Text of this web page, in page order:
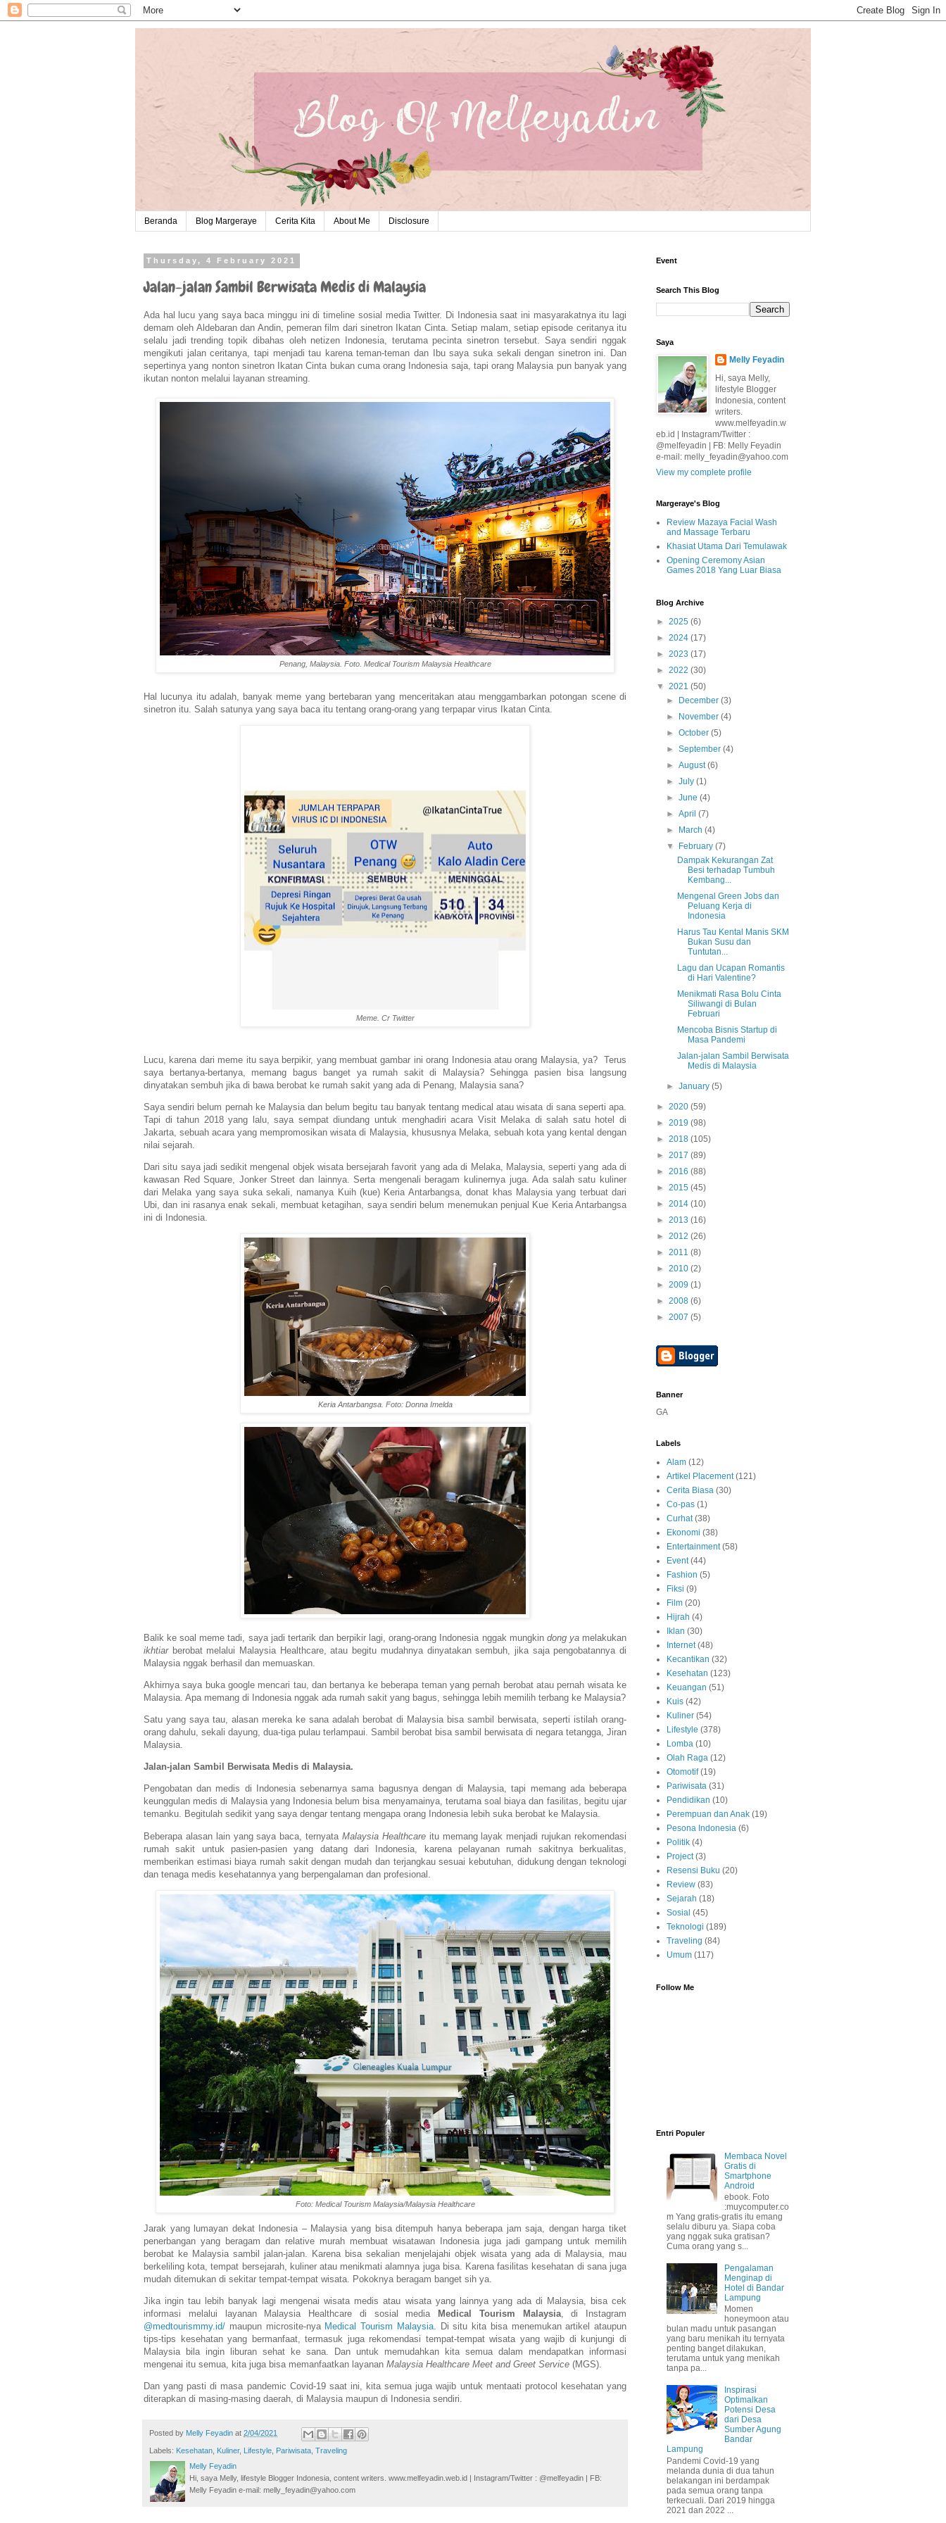
Beranda Blog Margeraye Cerita Kita About Me Disclosure
Thursday, 4 February 2021
Jalan-jalan Sambil Berwisata Medis di Malaysia
Ada hal lucu yang saya baca minggu ini di timeline sosial media Twitter. Di Indonesia saat ini masyarakatnya itu lagi
demam oleh Aldebaran dan Andin, pemeran film dari sinetron Ikatan Cinta. Setiap malam, setiap episode ceritanya itu
selalu jadi trending topik dibahas oleh netizen Indonesia, terutama pecinta sinetron tersebut. Saya sendiri nggak
mengikuti jalan ceritanya, tapi menjadi tau karena teman-teman dan Ibu saya suka sekali dengan sinetron ini. Dan
sepertinya yang nonton sinetron Ikatan Cinta bukan cuma orang Indonesia saja, tapi orang Malaysia pun banyak yang
ikutan nonton melalui layanan streaming.
Penang, Malaysia. Foto. Medical Tourism Malaysia Healthcare
Hal lucunya itu adalah, banyak meme yang bertebaran yang menceritakan atau menggambarkan potongan scene di
sinetron itu. Salah satunya yang saya baca itu tentang orang-orang yang terpapar virus Ikatan Cinta.
Meme. Cr Twitter
Lucu, karena dari meme itu saya berpikir, yang membuat gambar ini orang Indonesia atau orang Malaysia, ya?
Terus
saya bertanya-bertanya, memang bagus banget ya rumah sakit di Malaysia? Sehingga pasien bisa langsung
dinyatakan sembuh jika di bawa berobat ke rumah sakit yang ada di Penang, Malaysia sana?
Saya sendiri belum pernah ke Malaysia dan belum begitu tau banyak tentang medical atau wisata di sana seperti apa.
Tapi di tahun 2018 yang lalu, saya sempat diundang untuk menghadiri acara Visit Melaka di salah satu hotel di
Jakarta, sebuah acara yang mempromosikan wisata di Malaysia, khususnya Melaka, sebuah kota yang kental dengan
nilai sejarah.
Dari situ saya jadi sedikit mengenal objek wisata bersejarah favorit yang ada di Melaka, Malaysia, seperti yang ada di
kawasan Red Square, Jonker Street dan lainnya. Serta mengenali beragam kulinernya juga. Ada salah satu kuliner
dari Melaka yang saya suka sekali, namanya Kuih (kue) Keria Antarbangsa, donat khas Malaysia yang terbuat dari
Ubi, dan ini rasanya enak sekali, membuat ketagihan, saya sendiri belum menemukan penjual Kue Keria Antarbangsa
ini di Indonesia.
Keria Antarbangsa. Foto: Donna Imelda
Balik ke soal meme tadi, saya jadi tertarik dan berpikir lagi, orang-orang Indonesia nggak mungkin dong yamelakukan
ikhtiarberobat melalui Malaysia Healthcare, atau begitu mudahnya dinyatakan sembuh, jika saja pengobatannya di
Malaysia nggak berhasil dan memuaskan.
Akhirnya saya buka google mencari tau, dan bertanya ke beberapa teman yang pernah berobat atau pernah wisata ke
Malaysia. Apa memang di Indonesia nggak ada rumah sakit yang bagus, sehingga lebih memilih terbang ke Malaysia?
Satu yang saya tau, alasan mereka ke sana adalah berobat di Malaysia bisa sambil berwisata, seperti istilah orang-
orang dahulu, sekali dayung, dua-tiga pulau terlampaui. Sambil berobat bisa sambil berwisata di negara tetangga, Jiran
Malaysia.
Jalan-jalan Sambil Berwisata Medis di Malaysia.
Pengobatan dan medis di Indonesia sebenarnya sama bagusnya dengan di Malaysia, tapi memang ada beberapa
keunggulan medis di Malaysia yang Indonesia belum bisa menyamainya, terutama soal biaya dan fasilitas, begitu ujar
temanku. Begitulah sedikit yang saya dengar tentang mengapa orang Indonesia lebih suka berobat ke Malaysia.
Beberapa alasan lain yang saya baca, ternyata Malaysia Healthcareitu memang layak menjadi rujukan rekomendasi
rumah sakit untuk pasien-pasien yang datang dari Indonesia, karena pelayanan rumah sakitnya berkualitas,
memberikan estimasi biaya rumah sakit dengan mudah dan terjangkau sesuai kebutuhan, didukung dengan teknologi
dan tenaga medis kesehatannya yang berpengalaman dan profesional.
Foto: Medical Tourism Malaysia/Malaysia Healthcare
Jarak yang lumayan dekat Indonesia – Malaysia yang bisa ditempuh hanya beberapa jam saja, dengan harga tiket
penerbangan yang beragam dan relative murah membuat wisatawan Indonesia juga jadi gampang untuk memilih
berobat ke Malaysia sambil jalan-jalan. Karena bisa sekalian menjelajahi objek wisata yang ada di Malaysia, mau
berkeliling kota, tempat bersejarah, kuliner atau menikmati alamnya juga bisa. Karena fasilitas kesehatan di sana juga
mudah ditemukan di sekitar tempat-tempat wisata. Pokoknya beragam banget sih ya.
Jika ingin tau lebih banyak lagi mengenai wisata medis atau wisata yang lainnya yang ada di Malaysia, bisa cek
informasi melalui layanan Malaysia Healthcare di sosial media
Medical Tourism Malaysia, di Instagram
@medtourismmy.id/ maupun microsite-nya Medical Tourism Malaysia. Di situ kita bisa menemukan artikel ataupun
tips-tips kesehatan yang bermanfaat, termasuk juga rekomendasi tempat-tempat wisata yang wajib di kunjungi di
Malaysia bila ingin liburan sehat ke sana. Dan untuk memudahkan kita semua dalam mendapatkan informasi
mengenai itu semua, kita juga bisa memanfaatkan layanan Malaysia Healthcare Meet and Greet Service (MGS).
Dan yang pasti di masa pandemic Covid-19 saat ini, kita semua juga wajib untuk mentaati protocol kesehatan yang
diterapkan di masing-masing daerah, di Malaysia maupun di Indonesia sendiri.
Posted by Melly Feyadin at 2/04/2021
Labels: Kesehatan Kuliner, Lifestyle Pariwisata Traveling
Melly Feyadin
Hi, saya Melly, lifestyle Blogger Indonesia, content writers. www.melfeyadin.web.id | Instagram/Twitter : @melfeyadin | FB:
Melly Feyadin e-mail: melly_feyadin@yahoo.com
Event
Search This Blog
Saya
Melly Feyadin
Hi, saya Melly,
lifestyle Blogger
Indonesia, content
writers.
www.melfeyadin.w
eb.id | Instagram/Twitter :
@melfeyadin | FB: Melly Feyadin
e-mail: melly_feyadin@yahoo.com
View my complete profile
Margeraye's Blog
Review Mazaya Facial Wash
and Massage Terbaru
Khasiat Utama Dari Temulawak
Opening Ceremony Asian
Games 2018 Yang Luar Biasa
Blog Archive
► 2025 (6)
► 2024 (17)
► 2023 (17)
► 2022 (30)
▼ 2021 (50)
►
December(3)
►
November(4)
►October(5)
►September(4)
►August(6)
►July(1)
►June(4)
►April(7)
►
March(4)
▼
February(7)
Dampak Kekurangan Zat
Besi terhadap Tumbuh
Kembang...
Mengenal Green Jobs dan
Peluang Kerja di
Indonesia
Harus Tau Kental Manis SKM
Bukan Susu dan
Tuntutan...
Lagu dan Ucapan Romantis
di Hari Valentine?
Menikmati Rasa Bolu Cinta
Siliwangi di Bulan
Februari
Mencoba Bisnis Startup di
Masa Pandemi
Jalan-jalan Sambil Berwisata
Medis di Malaysia
►January(5)
► 2020 (59)
► 2019 (98)
► 2018 (105)
► 2017 (89)
► 2016 (88)
► 2015 (45)
► 2014 (10)
► 2013 (16)
► 2012 (26)
► 2011 (8)
► 2010 (2)
► 2009 (1)
► 2008 (6)
► 2007 (5)
Banner
GA
Labels
Alam (12)
Artikel Placement (121)
Cerita Biasa (30)
Co-pas (1)
Curhat (38)
Ekonomi (38)
Entertainment (58)
Event (44)
Fashion (5)
Fiksi (9)
Film (20)
Hijrah (4)
Iklan (30)
Internet (48)
Kecantikan (32)
Kesehatan (123)
Keuangan (51)
Kuis (42)
Kuliner (54)
Lifestyle (378)
Lomba (10)
Olah Raga (12)
Otomotif (19)
Pariwisata (31)
Pendidikan (10)
Perempuan dan Anak (19)
Pesona Indonesia (6)
Politik (4)
Project (3)
Resensi Buku (20)
Review (83)
Sejarah (18)
Sosial (45)
Teknologi (189)
Traveling (84)
Umum (117)
Follow Me
Entri Populer
Membaca Novel
Gratis di
Smartphone
Android
ebook. Foto
:muycomputer.co
m Yang gratis-gratis itu emang
selalu diburu ya. Siapa coba
yang nggak suka gratisan?
Cuma orang yang s...
Pengalaman
Menginap di
Hotel di Bandar
Lampung
Momen
honeymoon atau
bulan madu untuk pasangan
yang baru menikah itu ternyata
penting banget dilakukan,
terutama untuk yang menikah
tanpa pa...
Inspirasi
Optimalkan
Potensi Desa
dari Desa
Sumber Agung
Bandar
Lampung
Pandemi Covid-19 yang
melanda dunia di dua tahun
belakangan ini berdampak
pada semua orang tanpa
terkecuali. Dari 2019 hingga
2021 dan 2022 ...